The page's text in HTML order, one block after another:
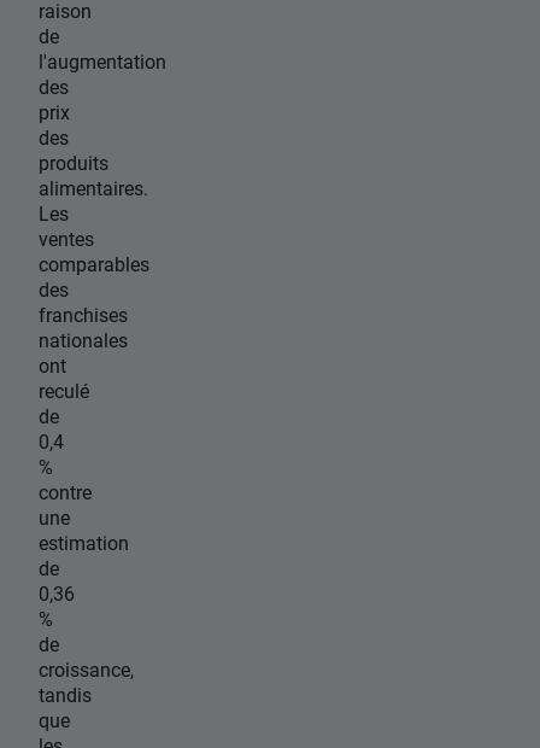
raison
de
l'augmentation
des
prix
des
produits
alimentaires.
Les
ventes
comparables
des
franchises
nationales
ont
reculé
de
0,4
%
contre
une
estimation
de
0,36
%
de
croissance,
tandis
que